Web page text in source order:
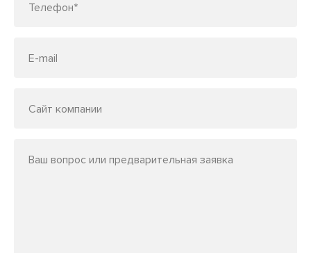
Телефон*
E-mail
Сайт компании
Ваш вопрос или предварительная заявка